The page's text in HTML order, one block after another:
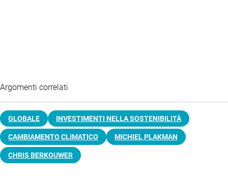
Argomenti correlati
GLOBALE INVESTIMENTI NELLA SOSTENIBILITÀ
CAMBIAMENTO CLIMATICO MICHIEL PLAKMAN
CHRIS BERKOUWER